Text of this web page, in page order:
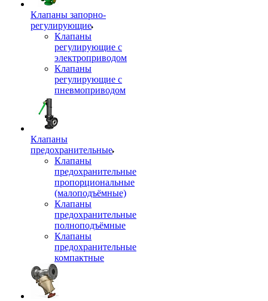
Клапаны запорно-
регулирующие
Клапаны
регулирующие с
электроприводом
Клапаны
регулирующие с
пневмоприводом
Клапаны
предохранительные
Клапаны
предохранительные
пропорциональные
(малоподъёмные)
Клапаны
предохранительные
полноподъёмные
Клапаны
предохранительные
компактные